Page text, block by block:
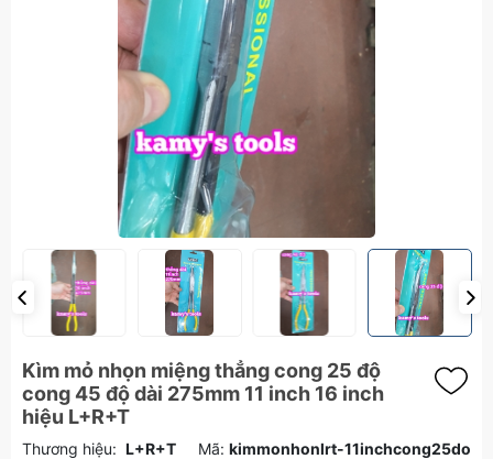
Kìm mỏ nhọn miệng thẳng cong 25 độ
cong 45 độ dài 275mm 11 inch 16 inch
hiệu L+R+T
Thương hiệu: L+R+T Mã: kimmonhonlrt-11inchcong25do